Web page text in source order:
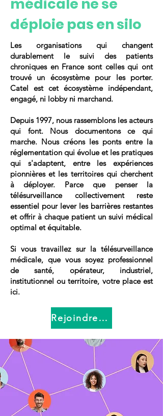
médicale ne se
déploie pas en silo
Les organisations qui changent
durablement le suivi des patients
chroniques en France sont celles qui ont
trouvé un écosystème pour les porter.
Catel est cet écosystème indépendant,
engagé, ni lobby ni marchand.
Depuis 1997, nous rassemblons les acteurs
qui font. Nous documentons ce qui
marche. Nous créons les ponts entre la
réglementation qui évolue et les pratiques
qui s'adaptent, entre les expériences
pionnières et les territoires qui cherchent
à déployer. Parce que penser la
télésurveillance collectivement reste
essentiel pour lever les barrières restantes
et offrir à chaque patient un suivi médical
optimal et équitable.
Si vous travaillez sur la télésurveillance
médicale, que vous soyez professionnel
de santé, opérateur, industriel,
institutionnel ou territoire, votre place est
ici.
Rejoindre le Réseau